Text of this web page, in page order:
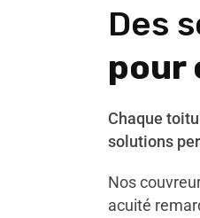
Des
pour
Chaque
solutions
Nos
acuité